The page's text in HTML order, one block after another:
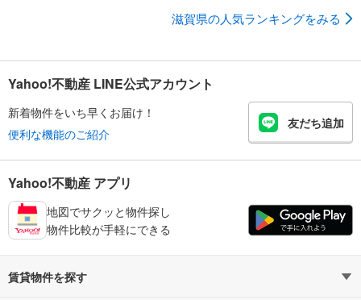
滋賀県の人気ランキングをみる
Yahoo!不動産 LINE公式アカウント
新着物件をいち早くお届け！
便利な機能のご紹介
友だち追加
Yahoo!不動産 アプリ
地図でサクッと物件探し
物件比較が手軽にできる
賃貸物件を探す